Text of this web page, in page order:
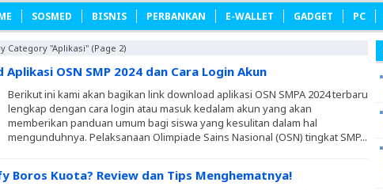
SOSMED BISNIS PERBANKAN E-WALLET GADGET PC
Category "Aplikasi" (Page 2)
Aplikasi OSN SMP 2024 dan Cara Login Akun
Berikut ini kami akan bagikan link download aplikasi OSN SMPA 2024 terbaru
lengkap dengan cara login atau masuk kedalam akun yang akan
memberikan panduan umum bagi siswa yang kesulitan dalam hal
mengunduhnya. Pelaksanaan Olimpiade Sains Nasional (OSN) tingkat SMP...
Boros Kuota? Review dan Tips Menghematnya!